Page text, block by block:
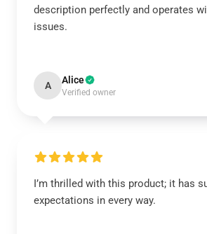
description perfectly and operates
issues.
A Alice
Verified owner
I’m thrilled with this product; it has
expectations in every way.